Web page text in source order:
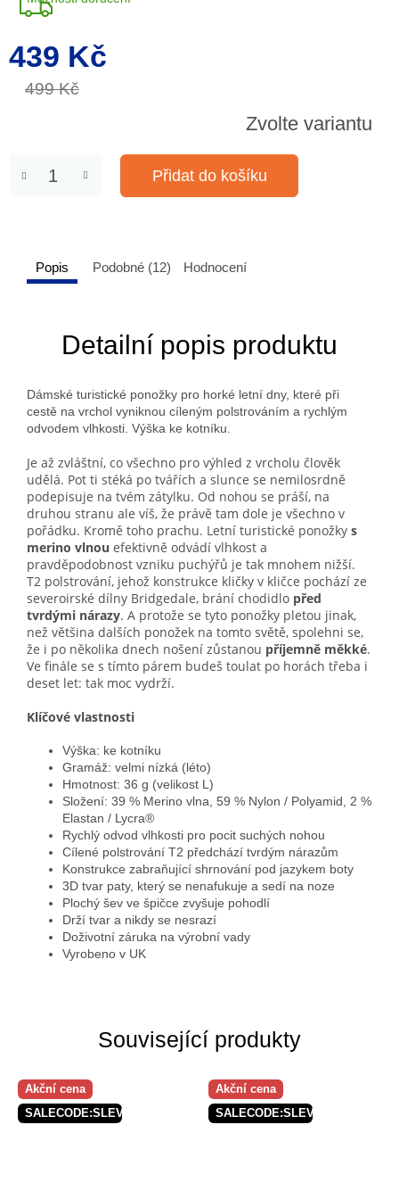
499 Kč
439 Kč
Měrná
cena:
Zvolte variantu
Přidat do košíku
Související produkty
Akční cena
SALECODE:SLEVAX5:5:%
Akční cena
SALECODE:SLEVAX5:5:%
Popis Podobné (12) Hodnocení
Detailní popis produktu
Dámské turistické ponožky pro horké letní dny, které při
cestě na vrchol vyniknou cíleným polstrováním a rychlým
odvodem vlhkosti. Výška ke kotníku.
Je až zvláštní, co všechno pro výhled z vrcholu člověk
udělá. Pot ti stéká po tvářích a slunce se nemilosrdně
podepisuje na tvém zátylku. Od nohou se práší, na
druhou stranu ale víš, že právě tam dole je všechno v
pořádku. Kromě toho prachu. Letní turistické ponožky s
merino vlnou efektivně odvádí vlhkost a
pravděpodobnost vzniku puchýřů je tak mnohem nižší.
T2 polstrování, jehož konstrukce kličky v kličce pochází ze
severoirské dílny Bridgedale, brání chodidlo před
tvrdými nárazy. A protože se tyto ponožky pletou jinak,
než většina dalších ponožek na tomto světě, spolehni se,
že i po několika dnech nošení zůstanou příjemně měkké.
Ve finále se s tímto párem budeš toulat po horách třeba i
deset let: tak moc vydrží.
Klíčové vlastnosti
Výška: ke kotníku
Gramáž: velmi nízká (léto)
Hmotnost: 36 g (velikost L)
Složení: 39 % Merino vlna, 59 % Nylon / Polyamid, 2 %
Elastan / Lycra®
Rychlý odvod vlhkosti pro pocit suchých nohou
Cílené polstrování T2 předchází tvrdým nárazům
Konstrukce zabraňující shrnování pod jazykem boty
3D tvar paty, který se nenafukuje a sedí na noze
Plochý šev ve špičce zvyšuje pohodlí
Drží tvar a nikdy se nesrazí
Doživotní záruka na výrobní vady
Vyrobeno v UK